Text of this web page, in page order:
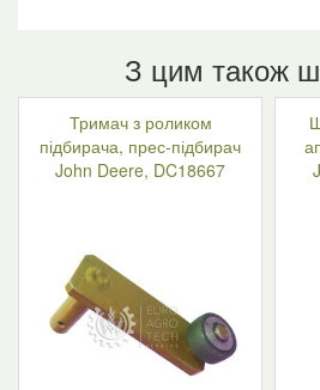
З цим також
Тримач з роликом
підбирача, прес-підбирач
John Deere, DC18667